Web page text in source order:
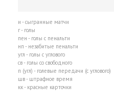
и - сыгранные матчи
г - голы
пен - голы с пенальти
нп - незабитые пенальти
угл - голы с углового
св - голы со свободного
п (угл) - голевые передачи (с углового)
шв - штрафное время
кк - красные карточки